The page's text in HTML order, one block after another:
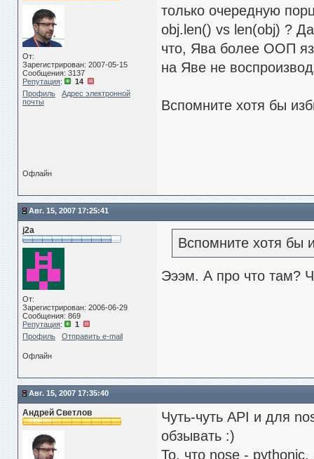
От:
Зарегистрирован: 2007-05-15
Сообщения: 3137
Репутация:
14
Профиль
Адрес электронной
почты
только очередную
obj.len() vs len(obj) ?
что, Ява более ООП
на Яве не
Вспомните хотя бы
Офлайн
Авг. 15, 2007 17:25:41
j2a
От:
Зарегистрирован: 2006-06-29
Сообщения: 869
Репутация:
1
Профиль
Отправить e-mail
Вспомните хотя бы
Эээм. А про что там?
Офлайн
Авг. 15, 2007 17:35:40
Андрей Светлов
Чуть-чуть API и для
обзывать :)
То, что nose -